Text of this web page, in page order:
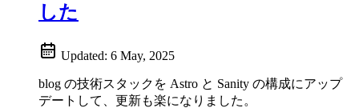
した
Updated: 6 May, 2025
blog の技術スタックを Astro と Sanity の構成にアップ
デートして、更新も楽になりました。